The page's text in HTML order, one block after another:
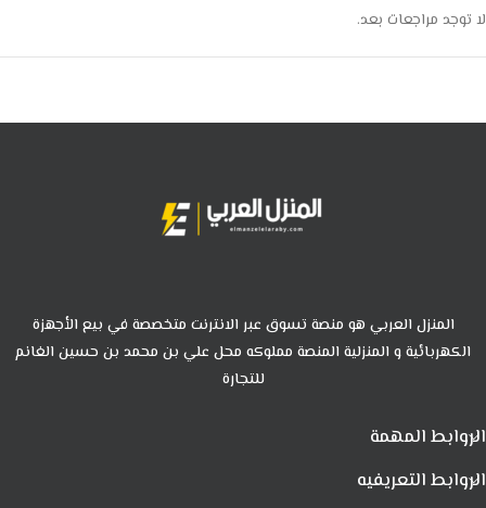
لا توجد مراجعات بعد.
المنزل العربي هو منصة تسوق عبر الانترنت متخصصة في بيع الأجهزة
الكهربائية و المنزلية المنصة مملوكه محل علي بن محمد بن حسين الغانم
للتجارة
الروابط المهمة
الروابط التعريفيه